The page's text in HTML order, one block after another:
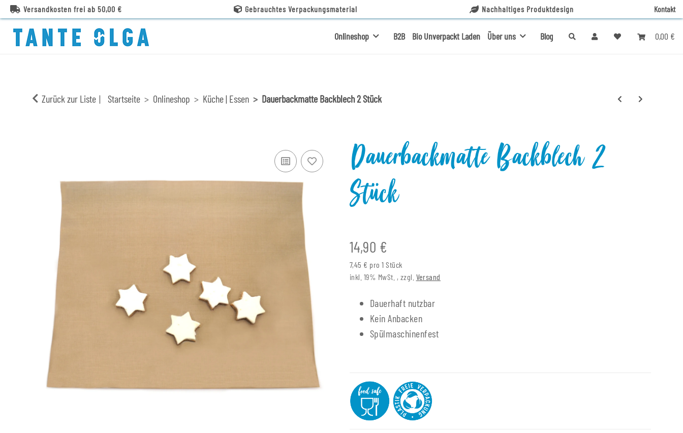
Versandkosten frei ab 50,00 € Gebrauchtes Verpackungsmaterial Nachhaltiges Produktdesign Kontakt
0,00 €
Onlineshop B2B Bio Unverpackt Laden Über uns Blog
Zurück zur Liste Startseite Onlineshop Küche | Essen Dauerbackmatte Backblech 2 Stück
Dauerbackmatte Backblech 2
Stück
14,90 €
7,45 € pro 1 Stück
inkl. 19% MwSt. , zzgl. Versand
Dauerhaft nutzbar
Kein Anbacken
Spülmaschinenfest